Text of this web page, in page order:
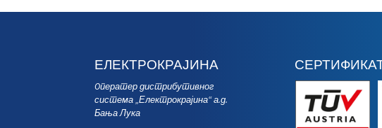
ЕЛЕКТРОКРАЈИНА
Oператер дистрибутивног
система „Електрокрајина“ а.д.
Бања Лука